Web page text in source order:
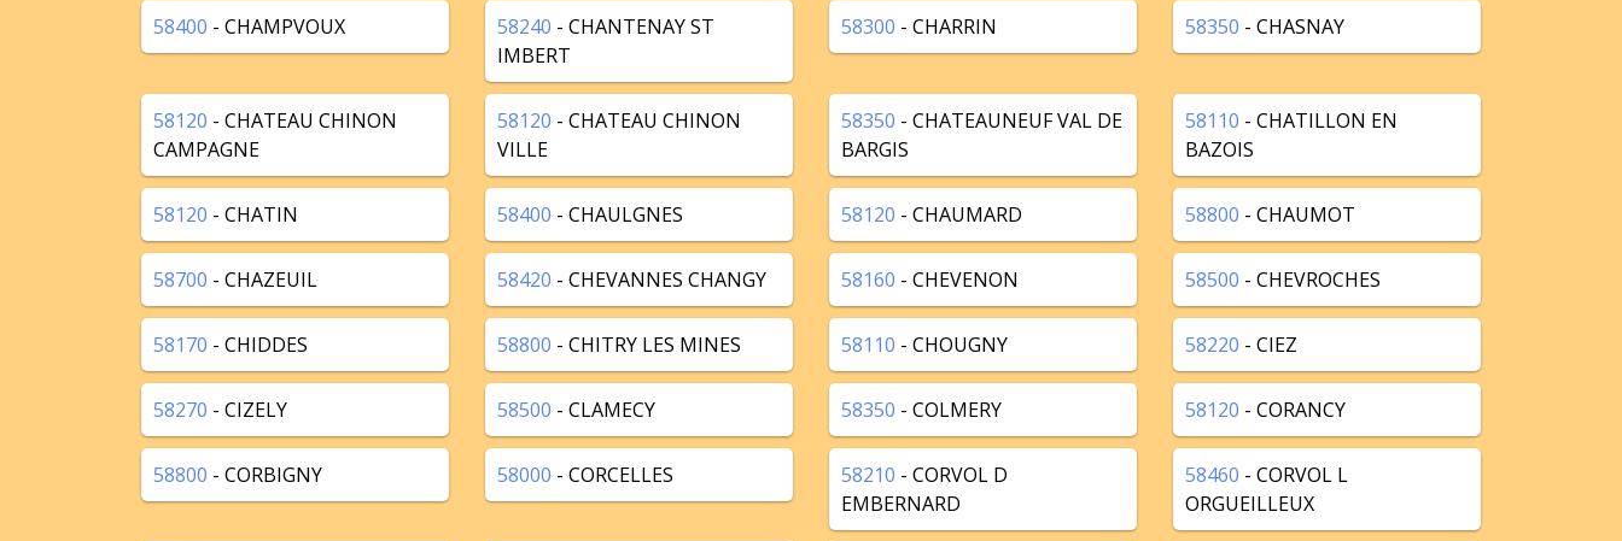
58400 - CHAMPVOUX 58240 - CHANTENAY ST
IMBERT
58300 - CHARRIN 58350 - CHASNAY
58120 - CHATEAU CHINON
CAMPAGNE
58120 - CHATEAU CHINON
VILLE
58350 - CHATEAUNEUF VAL DE
BARGIS
58110 - CHATILLON EN
BAZOIS
58120 - CHATIN 58400 - CHAULGNES 58120 - CHAUMARD 58800 - CHAUMOT
58700 - CHAZEUIL 58420 - CHEVANNES CHANGY 58160 - CHEVENON 58500 - CHEVROCHES
58170 - CHIDDES 58800 - CHITRY LES MINES 58110 - CHOUGNY 58220 - CIEZ
58270 - CIZELY 58500 - CLAMECY 58350 - COLMERY 58120 - CORANCY
58800 - CORBIGNY 58000 - CORCELLES 58210 - CORVOL D
EMBERNARD
58460 - CORVOL L
ORGUEILLEUX